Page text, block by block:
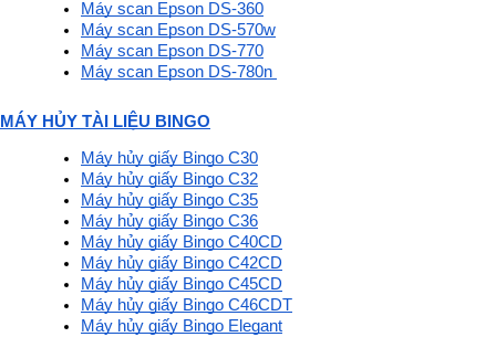
Máy scan Epson DS-360
Máy scan Epson DS-570w
Máy scan Epson DS-770
Máy scan Epson DS-780n
MÁY HỦY TÀI LIỆU BINGO
Máy hủy giấy Bingo C30
Máy hủy giấy Bingo C32
Máy hủy giấy Bingo C35
Máy hủy giấy Bingo C36
Máy hủy giấy Bingo C40CD
Máy hủy giấy Bingo C42CD
Máy hủy giấy Bingo C45CD
Máy hủy giấy Bingo C46CDT
Máy hủy giấy Bingo Elegant